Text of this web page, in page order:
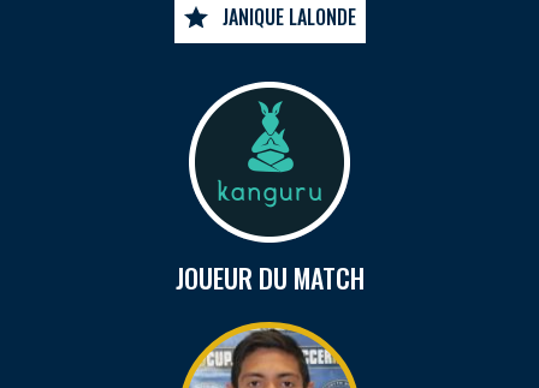
JANIQUE LALONDE
JOUEUR DU MATCH